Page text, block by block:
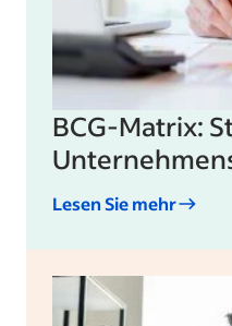
BCG-Matrix:
Lesen Sie mehr